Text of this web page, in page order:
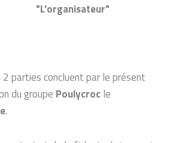
"L'organisateur"
parties concluent par le présent
du groupe Poulycrocle
.